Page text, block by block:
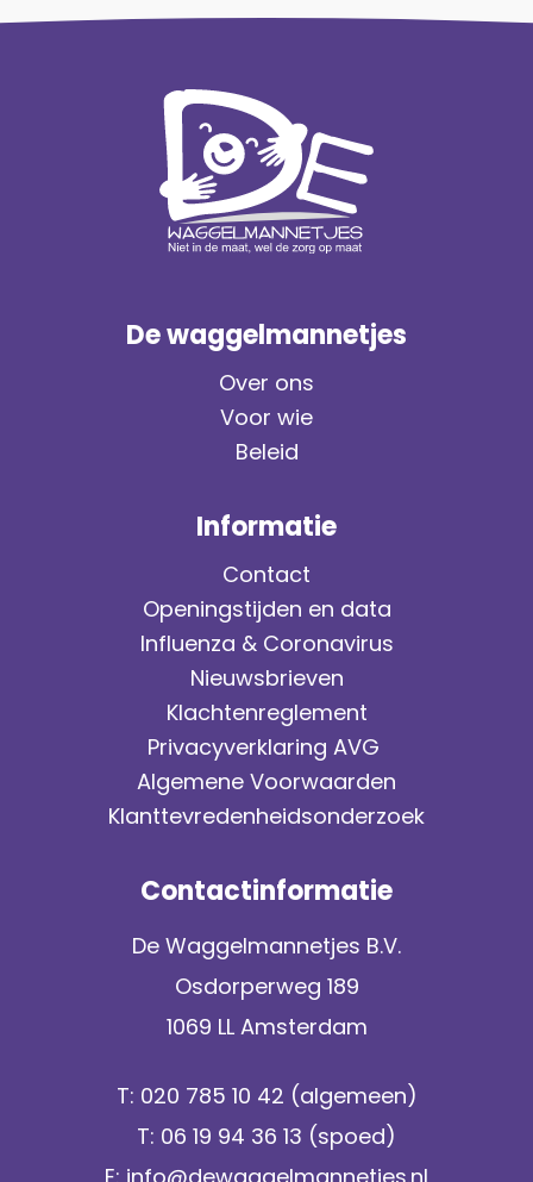
De waggelmannetjes
Over ons
Voor wie
Beleid
Informatie
Contact
Openingstijden en data
Influenza & Coronavirus
Nieuwsbrieven
Klachtenreglement
Privacyverklaring AVG
Algemene Voorwaarden
Klanttevredenheidsonderzoek
Contactinformatie
De Waggelmannetjes B.V.
Osdorperweg 189
1069 LL Amsterdam
T: 020 785 10 42 (algemeen)
T: 06 19 94 36 13 (spoed)